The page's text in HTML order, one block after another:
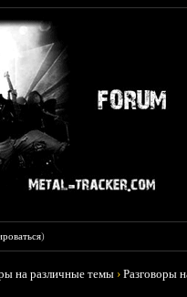
)
на различные темы ›Разговоры